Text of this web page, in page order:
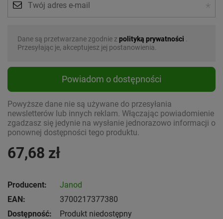
Dostępność: Produkt niedostępny
67,68 zł
Dane są przetwarzane zgodnie zpolityką prywatności .
Przesyłając je, akceptujesz jej postanowienia.
Powiadom o dostępności
Powyższe dane nie są używane do przesyłania
newsletterów lub innych reklam. Włączając powiadomienie
zgadzasz się jedynie na wysłanie jednorazowo informacji o
ponownej dostępności tego produktu.
Producent:
Janod
EAN:
3700217377380